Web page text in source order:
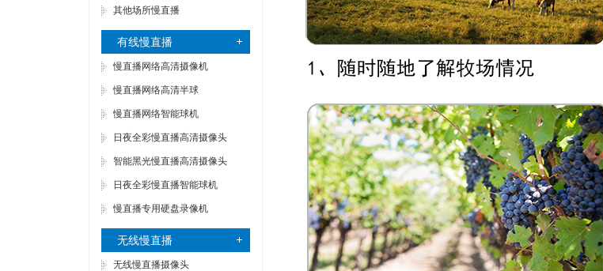
其他场所慢直播
有线慢直播
慢直播网络高清摄像机
慢直播网络高清半球
慢直播网络智能球机
日夜全彩慢直播高清摄像头
智能黑光慢直播高清摄像头
日夜全彩慢直播智能球机
慢直播专用硬盘录像机
无线慢直播
无线慢直播摄像头